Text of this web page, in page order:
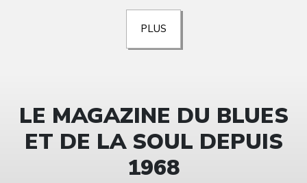
PLUS
LE MAGAZINE DU BLUES
ET DE LA SOUL DEPUIS
1968